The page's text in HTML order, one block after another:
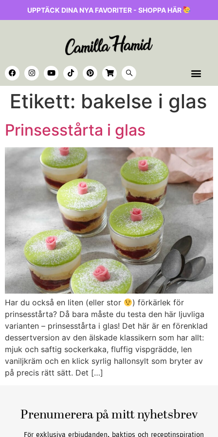
UPPTÄCK DINA NYA FAVORITER - SHOPPA HÄR
Etikett: bakelse i glas
Prinsesstårta i glas
Har du också en liten (eller stor
) förkärlek för
prinsesstårta? Då bara måste du testa den här ljuvliga
varianten – prinsesstårta i glas! Det här är en förenklad
dessertversion av den älskade klassikern som har allt:
mjuk och saftig sockerkaka, fluffig vispgrädde, len
vaniljkräm och en klick syrlig hallonsylt som bryter av
på precis rätt sätt. Det […]
Prenumerera på mitt nyhetsbrev
För exklusiva erbjudanden, baktips och receptinspiration